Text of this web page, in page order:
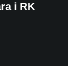
i RK